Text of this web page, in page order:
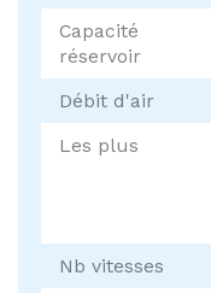
Capacité
réservoir
Débit d'air
Les plus
Nb vitesses